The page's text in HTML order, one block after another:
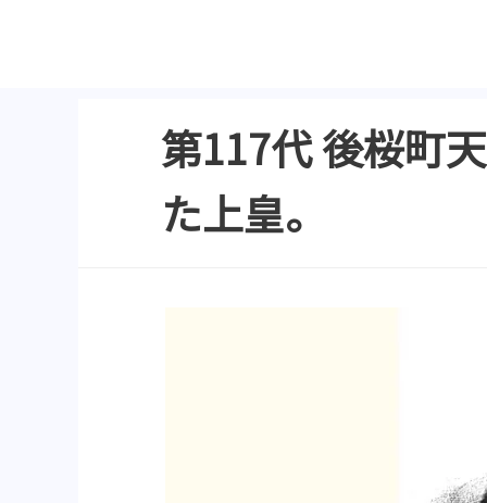
第117代 後桜町
た上皇。